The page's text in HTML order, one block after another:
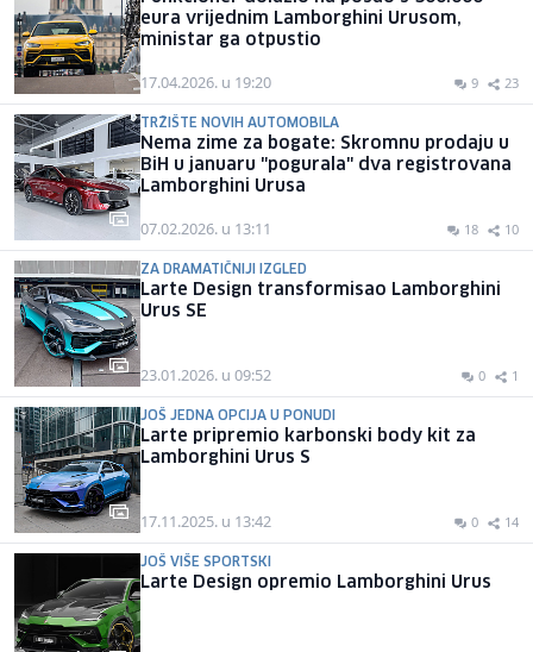
eura vrijednim Lamborghini Urusom,
ministar ga otpustio
17.04.2026. u 19:20 9 23
TRŽIŠTE NOVIH AUTOMOBILA
Nema zime za bogate: Skromnu prodaju u
BiH u januaru "pogurala" dva registrovana
Lamborghini Urusa
07.02.2026. u 13:11 18 10
ZA DRAMATIČNIJI IZGLED
Larte Design transformisao Lamborghini
Urus SE
23.01.2026. u 09:52 0 1
JOŠ JEDNA OPCIJA U PONUDI
Larte pripremio karbonski body kit za
Lamborghini Urus S
17.11.2025. u 13:42 0 14
JOŠ VIŠE SPORTSKI
Larte Design opremio Lamborghini Urus